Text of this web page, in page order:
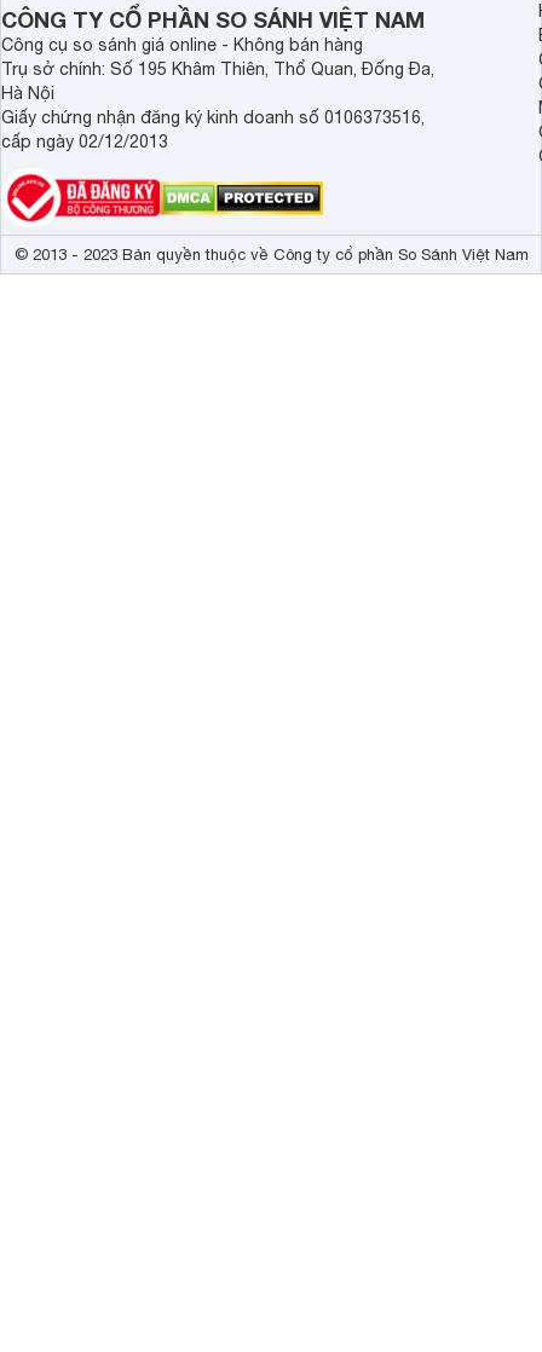
CÔNG TY CỔ PHẦN SO SÁNH VIỆT NAM
Công cụ so sánh giá online - Không bán hàng
Trụ sở chính: Số 195 Khâm Thiên, Thổ Quan, Đống Đa,
Hà Nội
Giấy chứng nhận đăng ký kinh doanh số 0106373516,
cấp ngày 02/12/2013
© 2013 - 2023 Bản quyền thuộc về Công ty cổ phần So Sánh Việt Nam